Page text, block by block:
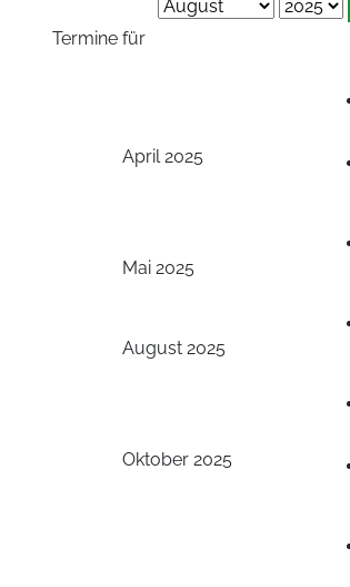
Termine für
April 2025
Mai 2025
August 2025
Oktober 2025